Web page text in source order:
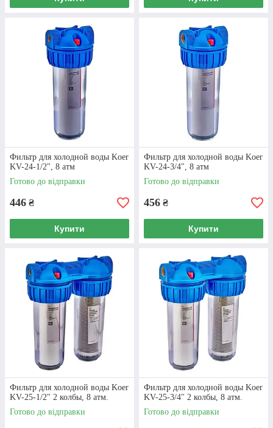
Система зворотного осмосу
Фільтри для води, якими оснащена дана
система, здійснюють її очищення на 5 рівнях.
Вони не тільки видаляють різноманітні
домішки, але й мінералізують рідину.
Продуктивність системи - до 200 літрів на
добу.
ДЕТАЛЬНІШЕ
4 ПРИЧИНИ
ОФОРМИТИ ПОКУПКУ
САНТЕХНІКИ В
МАГАЗИНІ
“ОПАЛЕННЯ ПЛЮС”
Фильтр для холодной воды Koer
KV-24-1/2", 8 атм
Готово до відправки
446 ₴
Купити
Фильтр для холодной воды Koer
KV-24-3/4", 8 атм
Готово до відправки
456 ₴
Купити
Фильтр для холодной воды Koer
KV-25-1/2" 2 колбы, 8 атм.
Готово до відправки
Фильтр для холодной воды Koer
KV-25-3/4" 2 колбы, 8 атм.
Готово до відправки